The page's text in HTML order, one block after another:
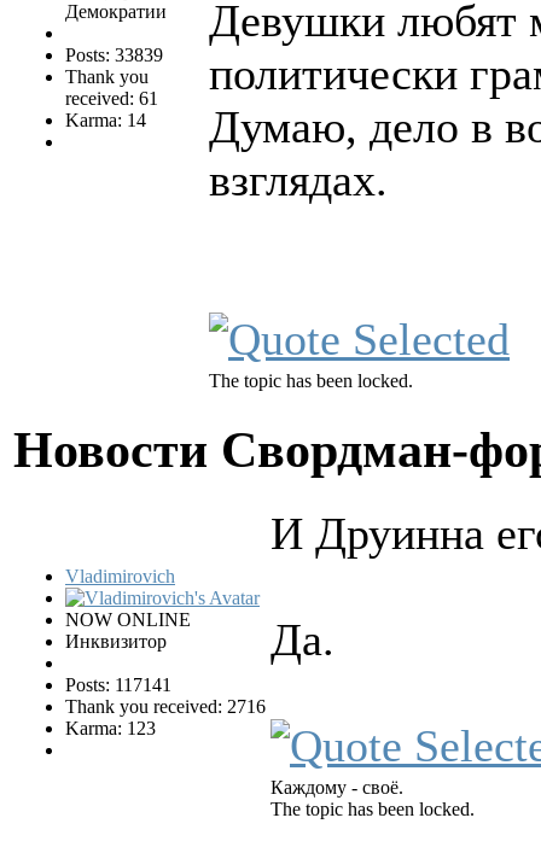
Демократии
Posts: 33839
Thank you
received: 61
Karma: 14
Девушки любят
политически
Думаю, дело в
взглядах.
The topic has been locked.
Новости Свордман-
Vladimirovich
NOW ONLINE
Инквизитор
Posts: 117141
Thank you received: 2716
Karma: 123
И Друинна
Да.
Каждому - своё.
The topic has been locked.